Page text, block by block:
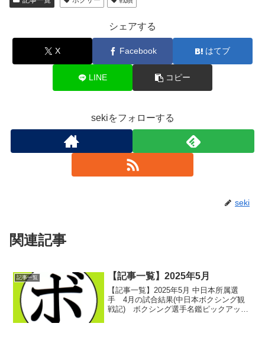
シェアする
X Facebook はてブ
LINE コピー
sekiをフォローする
seki
関連記事
記事一覧 【記事一覧】2025年5月
【記事一覧】2025年5月 中日本所属選
手 4月の試合結果(中日本ボクシング観
戦記) ボクシング選手名鑑ピックアッ